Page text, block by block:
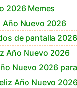
2026 Memes
Año Nuevo 2026
de pantalla 2026
Año Nuevo 2026
Nuevo 2026
Año Nuevo 2026